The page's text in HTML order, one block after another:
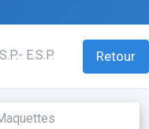
E.S.P. Retour